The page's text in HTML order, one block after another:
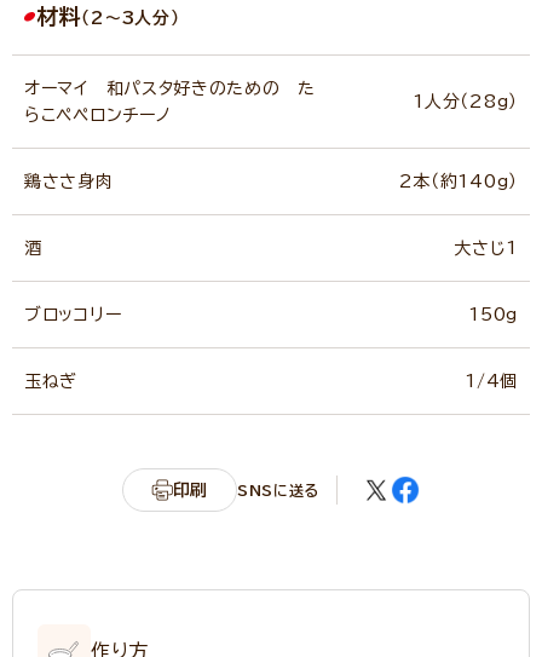
材料（2～3人分）
オーマイ 和パスタ好きのための た
らこペペロンチーノ
1人分（28g）
鶏ささ身肉 2本（約140g）
酒 大さじ1
ブロッコリー 150g
玉ねぎ 1/4個
印刷 SNSに送る
作り方